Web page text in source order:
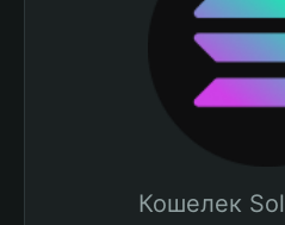
Кошелек